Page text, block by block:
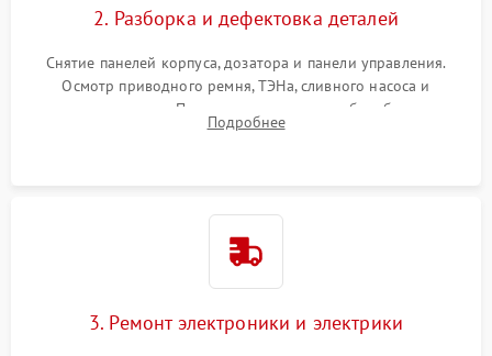
2. Разборка и дефектовка деталей
Снятие панелей корпуса, дозатора и панели управления.
Осмотр приводного ремня, ТЭНа, сливного насоса и
амортизаторов. Проверка подшипников барабана и
крестовины на износ, а манжеты люка на разрывы.
Подробнее
3. Ремонт электроники и электрики